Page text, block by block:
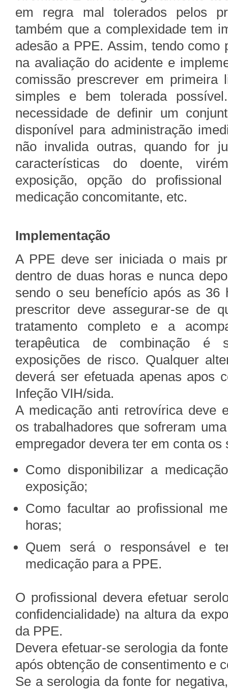
em regra mal tolerados pelos
também que a complexidade tem
adesão a PPE. Assim, tendo
na avaliação do acidente e
comissão prescrever em
simples e bem tolerada
necessidade de definir um
disponível para administração
não invalida outras, quando for
características do doente,
exposição, opção do
medicação concomitante, etc.
Implementação
A PPE deve ser iniciada o mais
dentro de duas horas e nunca
sendo o seu benefício após as 36
prescritor deve assegurar-se de
tratamento completo e a
terapêutica de combinação é
exposições de risco. Qualquer
deverá ser efetuada apenas apos
Infeção VIH/sida.
A medicação anti retrovírica deve
os trabalhadores que sofreram
empregador devera ter em conta os
Como disponibilizar a
exposição;
Como facultar ao profissional
horas;
Quem será o responsável e
medicação para a PPE.
O profissional devera efetuar
confidencialidade) na altura da
da PPE.
Devera efetuar-se serologia da
após obtenção de consentimento e
Se a serologia da fonte for